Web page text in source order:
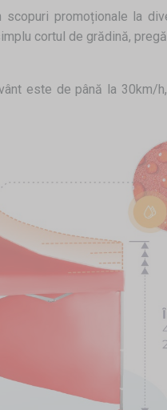
promoționale la
cortul de grădină,
este de până la